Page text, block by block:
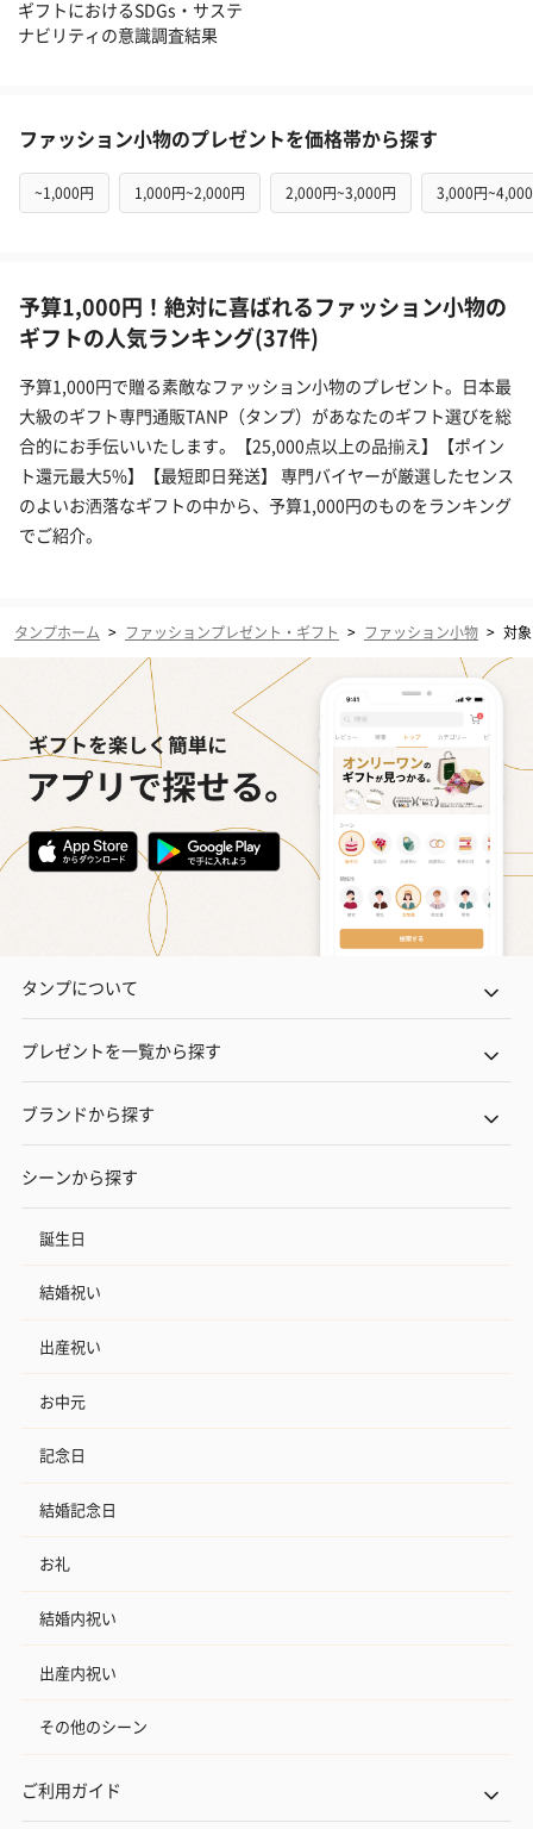
ギフトにおけるSDGs・サステ
ナビリティの意識調査結果
ファッション小物のプレゼントを価格帯から探す
~1,000円 1,000円~2,000円 2,000円~3,000円 3,000円
予算1,000円！絶対に喜ばれるファッション小物の
ギフトの人気ランキング(37件)
予算1,000円で贈る素敵なファッション小物のプレゼント。日本最
大級のギフト専門通販TANP（タンプ）があなたのギフト選びを総
合的にお手伝いいたします。【25,000点以上の品揃え】【ポイン
ト還元最大5%】【最短即日発送】 専門バイヤーが厳選したセンス
のよいお洒落なギフトの中から、予算1,000円のものをランキング
でご紹介。
タンプホーム > ファッションプレゼント・ギフト > ファッション小物 > 対
タンプについて
プレゼントを一覧から探す
ブランドから探す
シーンから探す
誕生日
結婚祝い
出産祝い
お中元
記念日
結婚記念日
お礼
結婚内祝い
出産内祝い
その他のシーン
ご利用ガイド